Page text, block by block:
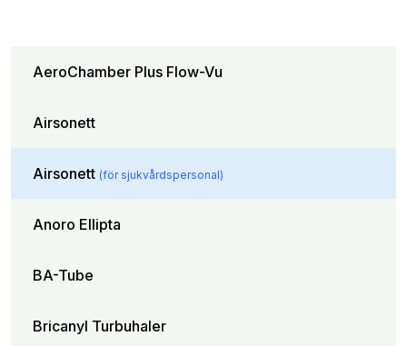
AeroChamber Plus Flow-Vu
Airsonett
Airsonett (för sjukvårdspersonal)
Anoro Ellipta
BA-Tube
Bricanyl Turbuhaler